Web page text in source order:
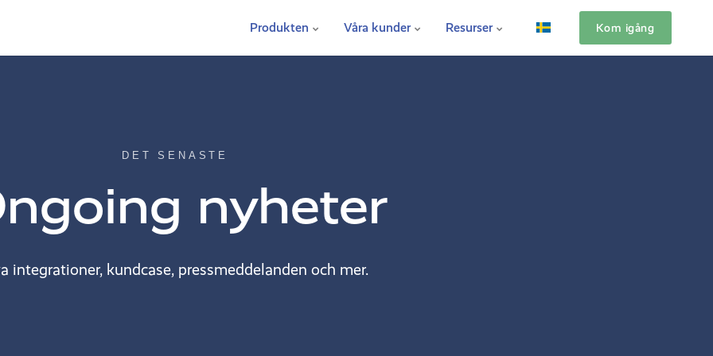
Produkten Våra kunder Resurser Kom igång
DET SENASTE
nyheter
integrationer, kundcase, pressmeddelanden och mer.